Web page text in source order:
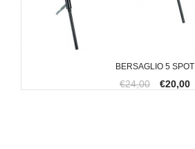
BERSAGLIO 5 SPOT
€24,00 €20,00